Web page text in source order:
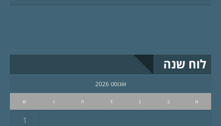
לוח שנה
אוגוסט 2026
א ב ג ד ה ו ש
1